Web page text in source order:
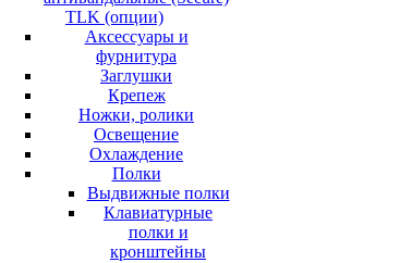
TLK (опции)
Аксессуары и
фурнитура
Заглушки
Крепеж
Ножки, ролики
Освещение
Охлаждение
Полки
Выдвижные полки
Клавиатурные
полки и
кронштейны